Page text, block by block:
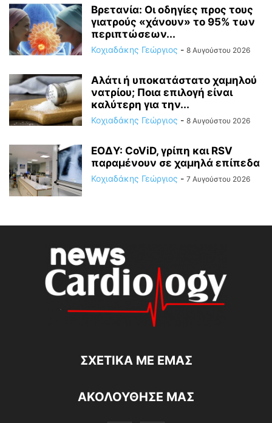
Βρετανία: Οι οδηγίες προς τους
γιατρούς «χάνουν» το 95% των
περιπτώσεων...
Κοχιαδάκης Γεώργιος - 8 Αυγούστου 2026
Αλάτι ή υποκατάστατο χαμηλού
νατρίου; Ποια επιλογή είναι
καλύτερη για την...
Κοχιαδάκης Γεώργιος - 8 Αυγούστου 2026
ΕΟΔΥ: CoViD, γρίπη και RSV
παραμένουν σε χαμηλά επίπεδα
Κοχιαδάκης Γεώργιος - 7 Αυγούστου 2026
ΣΧΕΤΙΚΆ ΜΕ ΕΜΆΣ
ΑΚΟΛΟΥΘΗΣΕ ΜΑΣ